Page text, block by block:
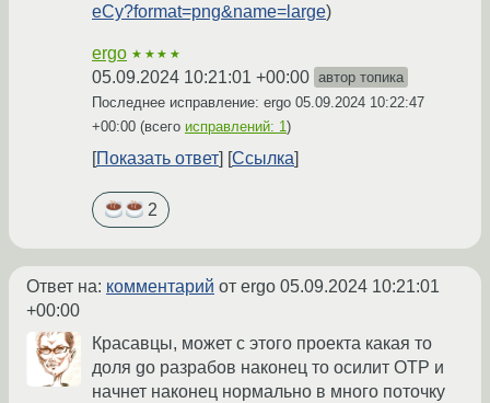
eCy?format=png&name=large)
ergo ★★★★
05.09.2024 10:21:01 +00:00 автор топика
Последнее исправление: ergo 05.09.2024 10:22:47
+00:00 (всего исправлений: 1)
Показать ответ Ссылка
2
Ответ на: комментарий от ergo 05.09.2024 10:21:01
+00:00
Красавцы, может с этого проекта какая то
доля go разрабов наконец то осилит OTP и
начнет наконец нормально в много поточку